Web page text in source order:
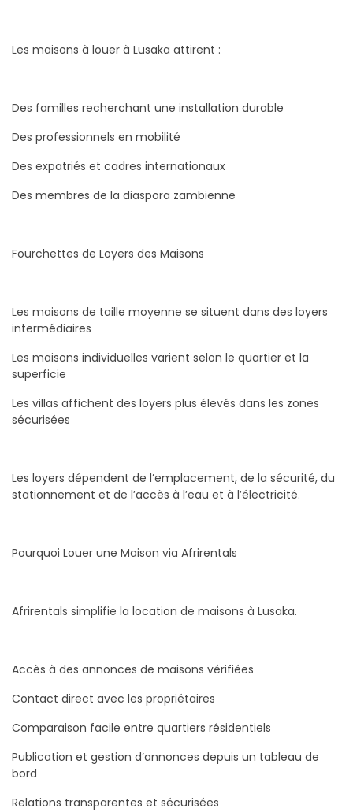
Les maisons à louer à Lusaka attirent :
Des familles recherchant une installation durable
Des professionnels en mobilité
Des expatriés et cadres internationaux
Des membres de la diaspora zambienne
Fourchettes de Loyers des Maisons
Les maisons de taille moyenne se situent dans des loyers
intermédiaires
Les maisons individuelles varient selon le quartier et la
superficie
Les villas affichent des loyers plus élevés dans les zones
sécurisées
Les loyers dépendent de l’emplacement, de la sécurité, du
stationnement et de l’accès à l’eau et à l’électricité.
Pourquoi Louer une Maison via Afrirentals
Afrirentals simplifie la location de maisons à Lusaka.
Accès à des annonces de maisons vérifiées
Contact direct avec les propriétaires
Comparaison facile entre quartiers résidentiels
Publication et gestion d’annonces depuis un tableau de
bord
Relations transparentes et sécurisées